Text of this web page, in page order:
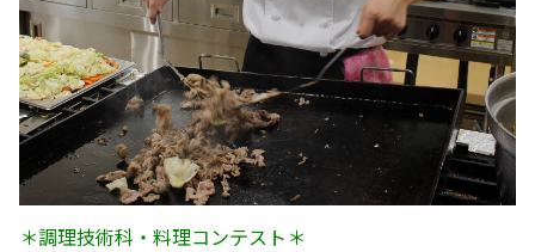
＊調理技術科・料理コンテスト＊